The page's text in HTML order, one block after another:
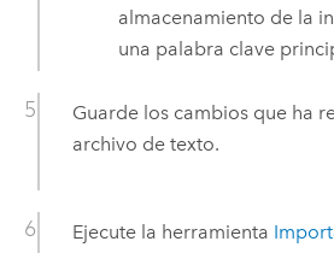
almacenamiento de la
una palabra clave
Guarde los cambios que ha
archivo de texto.
Ejecute la herramienta